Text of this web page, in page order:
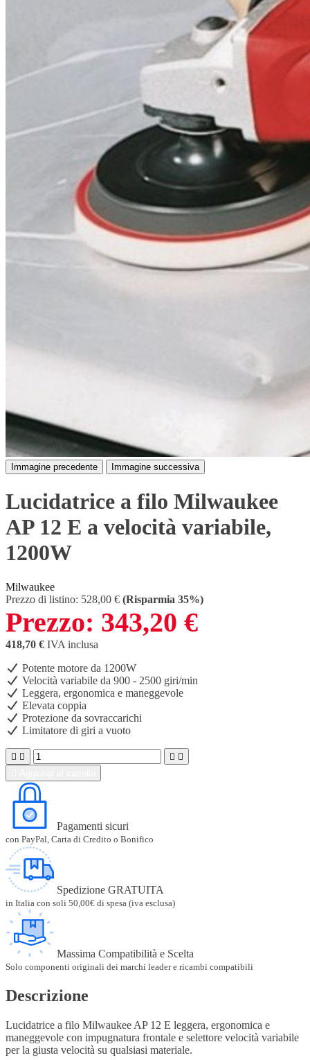
Immagine precedente Immagine successiva
Lucidatrice a filo Milwaukee
AP 12 E a velocità variabile,
1200W
Milwaukee
Prezzo di listino: 528,00 € (Risparmia 35%)
Prezzo: 343,20 €
418,70 € IVA inclusa
Potente motore da 1200W
Velocità variabile da 900 - 2500 giri/min
Leggera, ergonomica e maneggevole
Elevata coppia
Protezione da sovraccarichi
Limitatore di giri a vuoto
   
Pagamenti sicuri
con PayPal, Carta di Credito o Bonifico
Spedizione GRATUITA
in Italia con soli 50,00€ di spesa (iva esclusa)
Massima Compatibilità e Scelta
Solo componenti originali dei marchi leader e ricambi compatibili
Descrizione
Lucidatrice a filo Milwaukee AP 12 E leggera, ergonomica e
maneggevole con impugnatura frontale e selettore velocità variabile
per la giusta velocità su qualsiasi materiale.